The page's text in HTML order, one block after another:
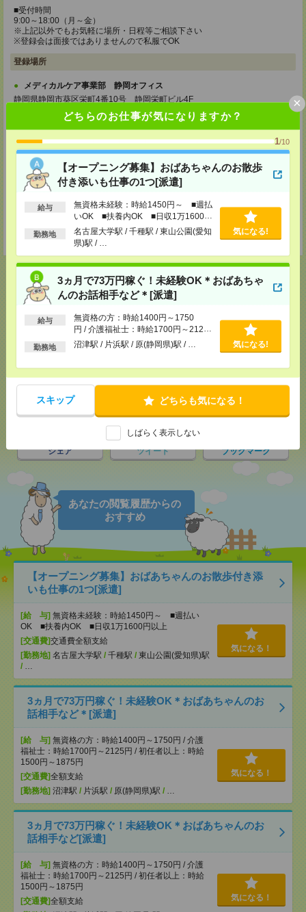
どちらのお仕事が気になりますか？
1/10
【オープニング募集】おばあちゃんのお散歩
付き添いも仕事の1つ[派遣]
給与
無資格未経験：時給1450円～ ■週払
いOK ■扶養内OK ■日収1万1600円
以上
勤務地
名古屋大学駅 / 千種駅 / 東山公園(愛知
県)駅 / …
気になる!
3ヵ月で73万円稼ぐ！未経験OK＊おばあちゃ
んのお話相手など＊[派遣]
給与
無資格の方：時給1400円～1750
円 / 介護福祉士：時給1700円～2125
円 / 初任者以上：時給1500円～1875
勤務地 沼津駅 / 片浜駅 / 原(静岡県)駅 / … 気になる!
スキップ どちらも気になる！
しばらく表示しない
×
■受付時間
9:00～18:00（月～金）
※上記以外でもお気軽に場所・日程等ご相談下さい
※登録会は面接ではありませんので私服でOK
登録場所
メディカルケア事業部 静岡オフィス
静岡県静岡市葵区栄町4番10号 静岡栄町ビル4F
TEL：0120-802-279
tenshoku@nikken-ts.jp
担当：採用担当
メディカルケア事業部 三島オフィス
静岡県三島市一番町18-22 アーサーファーストビル701
TEL：0120-633-453
MAIL：tenshoku@nikken-ts.jp
★今ならご来社登録でQUOカード2000円分をプレゼント中★
応募ページへ
メール LINEで送る
シェア ツイート ブックマーク
あなたの閲覧履歴からの
おすすめ
【オープニング募集】おばあちゃんのお散歩付き添
いも仕事の1つ[派遣]
[給 与] 無資格未経験：時給1450円～ ■週払い
OK ■扶養内OK ■日収1万1600円以上
[交通費]交通費全額支給
[勤務地] 名古屋大学駅 / 千種駅 / 東山公園(愛知県)駅
/ …
気になる！
3ヵ月で73万円稼ぐ！未経験OK＊おばあちゃんのお
話相手など＊[派遣]
[給 与] 無資格の方：時給1400円～1750円 / 介護
福祉士：時給1700円～2125円 / 初任者以上：時給
1500円～1875円
[交通費]全額支給
[勤務地] 沼津駅 / 片浜駅 / 原(静岡県)駅 / …
気になる！
3ヵ月で73万円稼ぐ！未経験OK＊おばあちゃんのお
話相手など[派遣]
[給 与] 無資格の方：時給1400円～1750円 / 介護
福祉士：時給1700円～2125円 / 初任者以上：時給
1500円～1875円
[交通費]全額支給
気になる！